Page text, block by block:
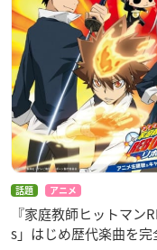
話題 アニメ
『家庭教師ヒットマ
s」はじめ歴代楽曲を完